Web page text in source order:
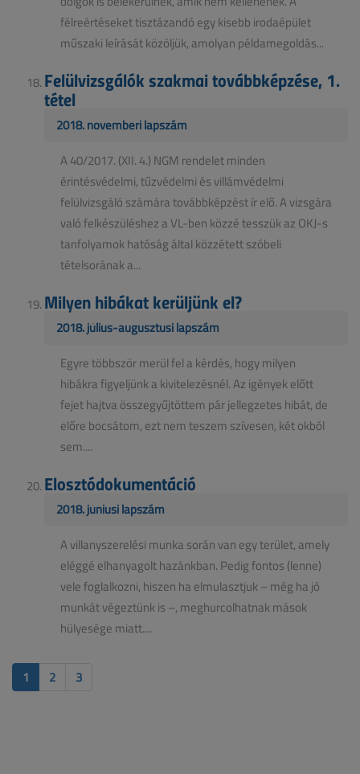
félreértéseket tisztázandó egy kisebb irodaépület
műszaki leírását közöljük, amolyan példamegoldás...
Felülvizsgálók szakmai továbbképzése, 1.
tétel
2018. novemberi lapszám
A 40/2017. (XII. 4.) NGM rendelet minden
érintésvédelmi, tűzvédelmi és villámvédelmi
felülvizsgáló számára továbbképzést ír elő. A vizsgára
való felkészüléshez a VL-ben közzé tesszük az OKJ-s
tanfolyamok hatóság által közzétett szóbeli
tételsorának a...
Milyen hibákat kerüljünk el?
2018. július-augusztusi lapszám
Egyre többször merül fel a kérdés, hogy milyen
hibákra figyeljünk a kivitelezésnél. Az igények előtt
fejet hajtva összegyűjtöttem pár jellegzetes hibát, de
előre bocsátom, ezt nem teszem szívesen, két okból
sem....
Elosztódokumentáció
2018. júniusi lapszám
A villanyszerelési munka során van egy terület, amely
eléggé elhanyagolt hazánkban. Pedig fontos (lenne)
vele foglalkozni, hiszen ha elmulasztjuk – még ha jó
munkát végeztünk is –, meghurcolhatnak mások
hülyesége miatt....
1 2 3